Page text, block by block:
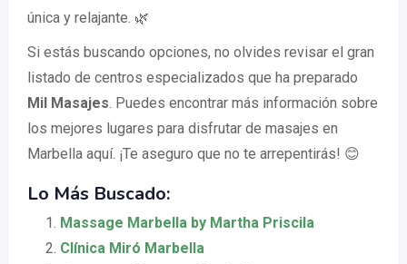
única y relajante. 🌿
Si estás buscando opciones, no olvides revisar el gran
listado de centros especializados que ha preparado
Mil Masajes. Puedes encontrar más información sobre
los mejores lugares para disfrutar de masajes en
Marbella aquí. ¡Te aseguro que no te arrepentirás! 😊
Lo Más Buscado:
Massage Marbella by Martha Priscila
Clínica Miró Marbella